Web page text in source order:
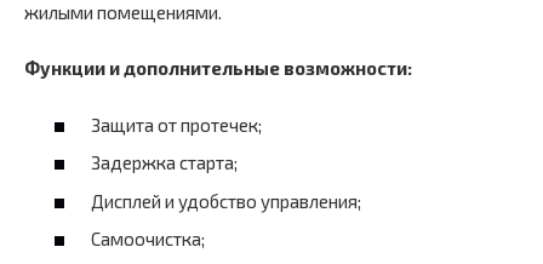
жилыми помещениями.
Функции и дополнительные возможности:
Защита от протечек;
Задержка старта;
Дисплей и удобство управления;
Самоочистка;